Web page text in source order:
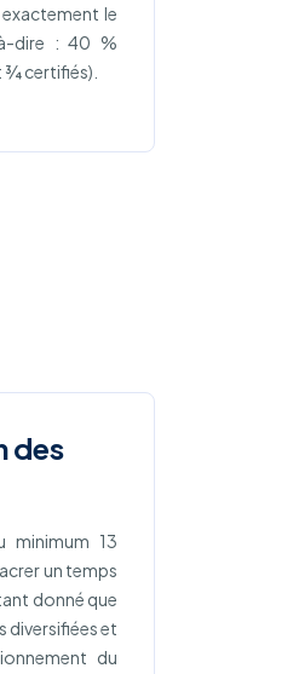
le
dire : 40 %
¾ certifiés).
des
minimum 13
un temps
donné que
diversifiées et
du